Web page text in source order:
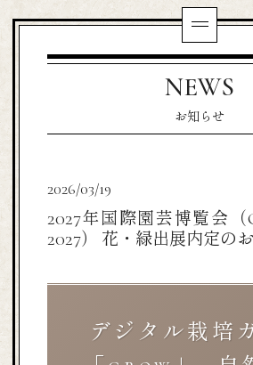
NEWS
お知らせ
2026/03/19
2027年国際園芸博覧会（
2027） 花・緑出展内定の
デジタル栽培